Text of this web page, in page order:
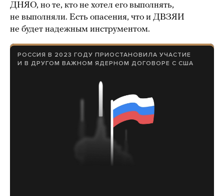
ДНЯО, но те, кто не хотел его выполнять,
не выполняли. Есть опасения, что и ДВЗЯИ
не будет надежным инструментом.
РОССИЯ В 2023 ГОДУ ПРИОСТАНОВИЛА УЧАСТИЕ
И В ДРУГОМ ВАЖНОМ ЯДЕРНОМ ДОГОВОРЕ С США